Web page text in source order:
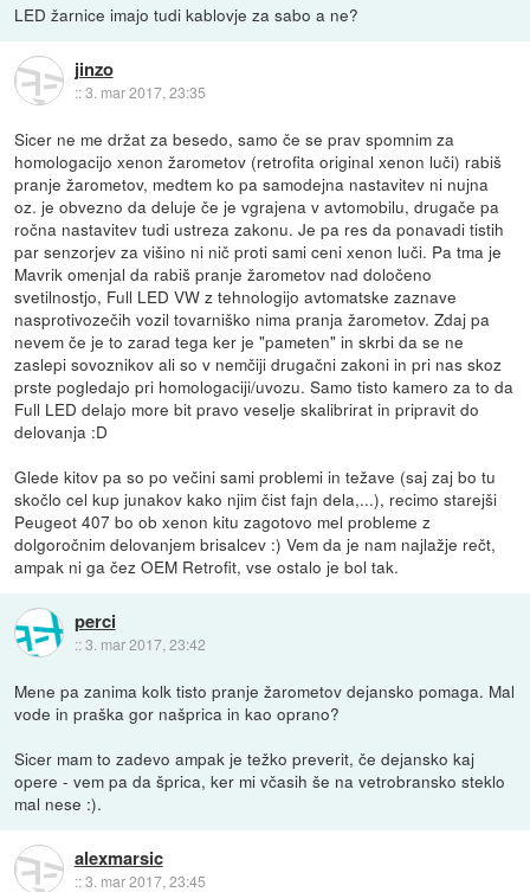
LED žarnice imajo tudi kablovje za sabo a ne?
jinzo
::3. mar 2017, 23:35
Sicer ne me držat za besedo, samo če se prav spomnim za
homologacijo xenon žarometov (retrofita original xenon luči) rabiš
pranje žarometov, medtem ko pa samodejna nastavitev ni nujna
oz. je obvezno da deluje če je vgrajena v avtomobilu, drugače pa
ročna nastavitev tudi ustreza zakonu. Je pa res da ponavadi tistih
par senzorjev za višino ni nič proti sami ceni xenon luči. Pa tma je
Mavrik omenjal da rabiš pranje žarometov nad določeno
svetilnostjo, Full LED VW z tehnologijo avtomatske zaznave
nasprotivozečih vozil tovarniško nima pranja žarometov. Zdaj pa
nevem če je to zarad tega ker je "pameten" in skrbi da se ne
zaslepi sovoznikov ali so v nemčiji drugačni zakoni in pri nas skoz
prste pogledajo pri homologaciji/uvozu. Samo tisto kamero za to da
Full LED delajo more bit pravo veselje skalibrirat in pripravit do
delovanja :D
Glede kitov pa so po večini sami problemi in težave (saj zaj bo tu
skočlo cel kup junakov kako njim čist fajn dela,...), recimo starejši
Peugeot 407 bo ob xenon kitu zagotovo mel probleme z
dolgoročnim delovanjem brisalcev :) Vem da je nam najlažje rečt,
ampak ni ga čez OEM Retrofit, vse ostalo je bol tak.
perci
::3. mar 2017, 23:42
Mene pa zanima kolk tisto pranje žarometov dejansko pomaga. Mal
vode in praška gor našprica in kao oprano?
Sicer mam to zadevo ampak je težko preverit, če dejansko kaj
opere - vem pa da šprica, ker mi včasih še na vetrobransko steklo
mal nese :).
alexmarsic
::3. mar 2017, 23:45